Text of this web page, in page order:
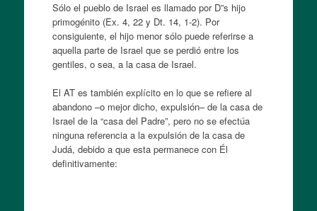
Sólo el pueblo de Israel es llamado por D”s hijo
primogénito (Ex. 4, 22 y Dt. 14, 1-2). Por
consiguiente, el hijo menor sólo puede referirse a
aquella parte de Israel que se perdió entre los
gentiles, o sea, a la casa de Israel.
El AT es también explícito en lo que se refiere al
abandono –o mejor dicho, expulsión– de la casa de
Israel de la “casa del Padre”, pero no se efectúa
ninguna referencia a la expulsión de la casa de
Judá, debido a que esta permanece con Él
definitivamente: